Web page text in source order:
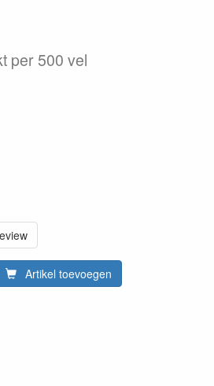
per 500 vel
Artikel toevoegen